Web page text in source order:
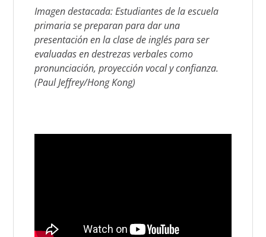
Imagen destacada: Estudiantes de la escuela
primaria se preparan para dar una
presentación en la clase de inglés para ser
evaluadas en destrezas verbales como
pronunciación, proyección vocal y confianza.
(Paul Jeffrey/Hong Kong)